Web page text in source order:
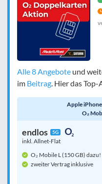
Alle 8 Angebote und
im Beitrag . Hier das
Apple
O₂
endlos 5G
inkl. Allnet-Flat
O₂ Mobile L (150 GB) dazu!
zweiter Vertrag inklusive